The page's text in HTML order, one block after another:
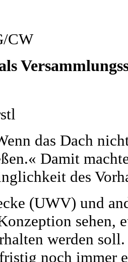
CW
das Dach
Damit
des
(UWV) und
sehen,
werden
noch immer